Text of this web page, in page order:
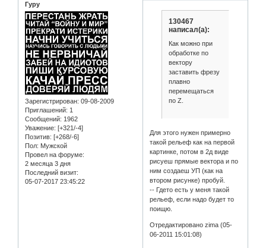
Гуру
Зарегистрирован: 09-08-2009
Приглашений: 1
Сообщений: 1962
Уважение: [+321/-4]
Позитив: [+268/-6]
Пол: Мужской
Провел на форуме:
2 месяца 3 дня
Последний визит:
05-07-2017 23:45:22
130467
написал(а):
Как можно при
обработке по
вектору
заставить фрезу
плавно
перемещаться
по Z.
Для этого нужен примерно
такой рельеф как на первой
картинке, потом в 2д виде
рисуеш прямые вектора и по
ним создаеш УП (как на
втором рисунке) пробуй.
-- Гдето есть у меня такой
рельеф, если надо будет то
поищю.
Отредактировано zima (05-
06-2011 15:01:08)